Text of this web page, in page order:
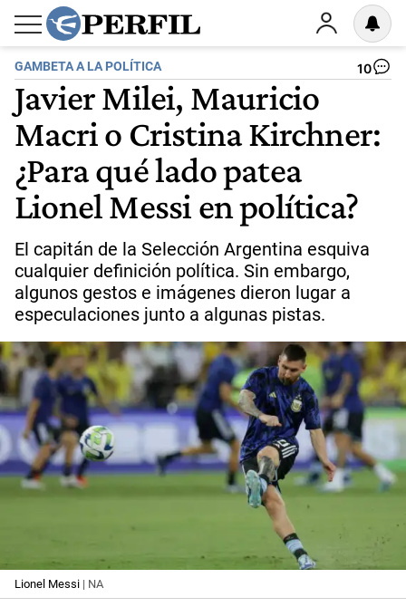
GAMBETA A LA POLÍTICA 10
Javier Milei, Mauricio
Macri o Cristina Kirchner:
¿Para qué lado patea
Lionel Messi en política?
El capitán de la Selección Argentina esquiva
cualquier definición política. Sin embargo,
algunos gestos e imágenes dieron lugar a
especulaciones junto a algunas pistas.
Lionel Messi | NA